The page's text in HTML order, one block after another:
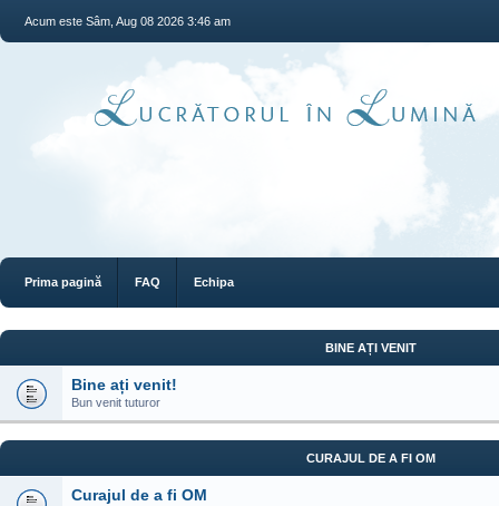
Acum este Sâm, Aug 08 2026 3:46 am
Prima pagină FAQ Echipa
BINE AȚI VENIT
Bine ați venit!
Bun venit tuturor
CURAJUL DE A FI OM
Curajul de a fi OM